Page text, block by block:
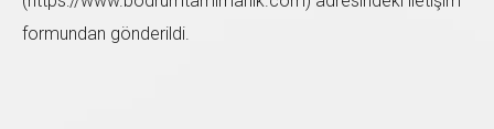
formundan gönderildi.